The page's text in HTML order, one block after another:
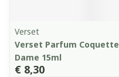
Verset
Verset Parfum Coquette
Dame 15ml
€ 8,30